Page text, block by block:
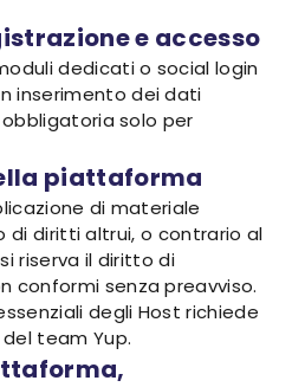
e accesso
dedicati o social login
inserimento dei dati
solo per
piattaforma
di materiale
di diritti altrui, o contrario al
riserva il diritto di
conformi senza preavviso.
degli Host richiede
team Yup.